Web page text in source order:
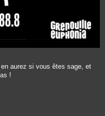
aurez si vous êtes sage, et
!